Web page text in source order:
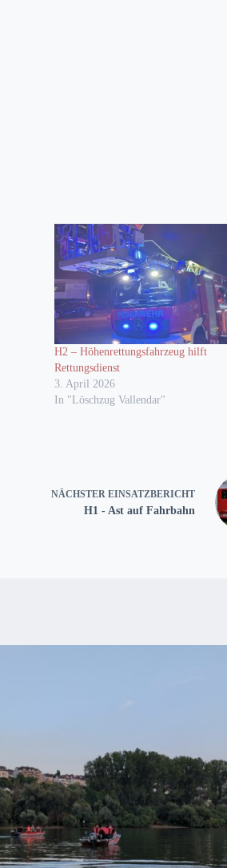
H2 – Höhenrettungsfahrzeug hilft
Rettungsdienst
3. April 2026
In "Löschzug Vallendar"
NÄCHSTER EINSATZBERICHT
H1 - Ast auf Fahrbahn